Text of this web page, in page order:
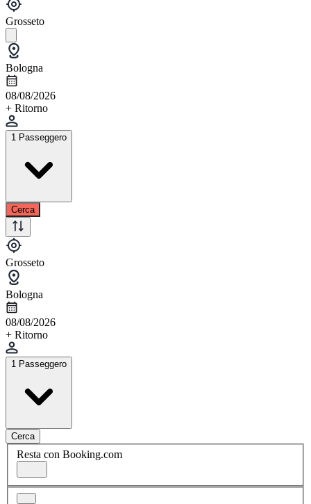
Grosseto
Bologna
08/08/2026
+ Ritorno
1 Passeggero
Cerca
Grosseto
Bologna
08/08/2026
+ Ritorno
1 Passeggero
Cerca
Resta con Booking.com